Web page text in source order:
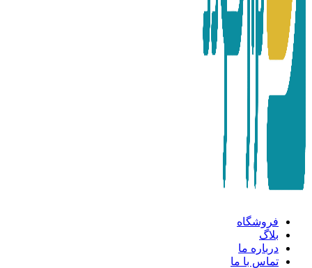
فروشگاه
بلاگ
درباره ما
تماس با ما